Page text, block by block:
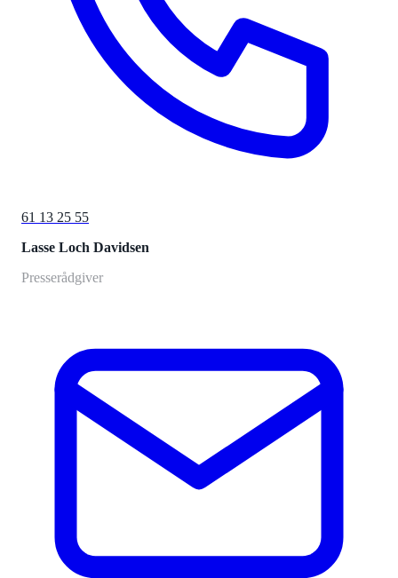
61 13 25 55
Lasse Loch Davidsen
Presserådgiver